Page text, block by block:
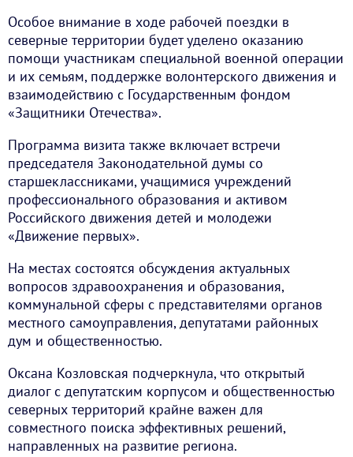
Особое внимание в ходе рабочей поездки в
северные территории будет уделено оказанию
помощи участникам специальной военной операции
и их семьям, поддержке волонтерского движения и
взаимодействию с Государственным фондом
«Защитники Отечества».
Программа визита также включает встречи
председателя Законодательной думы со
старшеклассниками, учащимися учреждений
профессионального образования и активом
Российского движения детей и молодежи
«Движение первых».
На местах состоятся обсуждения актуальных
вопросов здравоохранения и образования,
коммунальной сферы с представителями органов
местного самоуправления, депутатами районных
дум и общественностью.
Оксана Козловская подчеркнула, что открытый
диалог с депутатским корпусом и общественностью
северных территорий крайне важен для
совместного поиска эффективных решений,
направленных на развитие региона.